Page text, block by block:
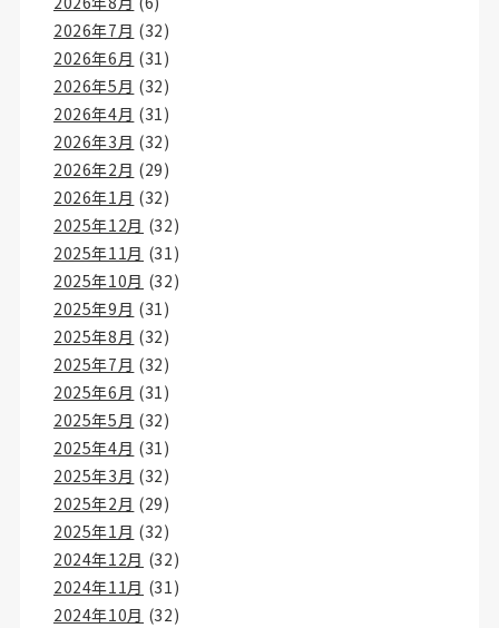
2026年7月 (32)
2026年6月 (31)
2026年5月 (32)
2026年4月 (31)
2026年3月 (32)
2026年2月 (29)
2026年1月 (32)
2025年12月 (32)
2025年11月 (31)
2025年10月 (32)
2025年9月 (31)
2025年8月 (32)
2025年7月 (32)
2025年6月 (31)
2025年5月 (32)
2025年4月 (31)
2025年3月 (32)
2025年2月 (29)
2025年1月 (32)
2024年12月 (32)
2024年11月 (31)
2024年10月 (32)